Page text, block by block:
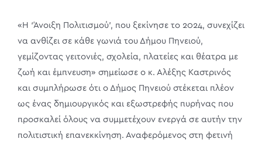
«Η ‘Άνοιξη Πολιτισμού’, που ξεκίνησε το 2024, συνεχίζει
να ανθίζει σε κάθε γωνιά του Δήμου Πηνειού,
γεμίζοντας γειτονιές, σχολεία, πλατείες και θέατρα με
ζωή και έμπνευση» σημείωσε ο κ. Αλέξης Καστρινός
και συμπλήρωσε ότι ο Δήμος Πηνειού στέκεται πλέον
ως ένας δημιουργικός και εξωστρεφής πυρήνας που
προσκαλεί όλους να συμμετέχουν ενεργά σε αυτήν την
πολιτιστική επανεκκίνηση. Αναφερόμενος στη φετινή